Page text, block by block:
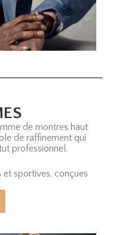
de montres haut
de raffinement qui
professionnel.
sportives, conçues